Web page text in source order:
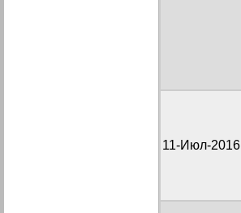
11-Июл-2016